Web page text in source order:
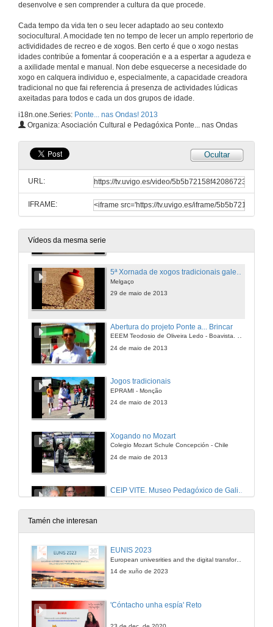
desenvolve e sen comprender a cultura da que procede.
Cada tempo da vida ten o seu lecer adaptado ao seu contexto
sociocultural. A mocidade ten no tempo de lecer un amplo repertorio de
activididades de recreo e de xogos. Ben certo é que o xogo nestas
idades contribúe a fomentar á cooperación e a a espertar a agudeza e
a axilidade mental e manual. Non debe esquecerse a necesidade do
xogo en calquera individuo e, especialmente, a capacidade creadora
tradicional no que fai referencia á presenza de actividades lúdicas
axeitadas para todos e cada un dos grupos de idade.
i18n.one.Series: Ponte... nas Ondas! 2013
Organiza: Asociación Cultural e Pedagóxica Ponte... nas Ondas
Ocultar
URL:
IFRAME:
Vídeos da mesma serie
Ponte... nas Ondas! 2013
Ponte... a brincar!
24 de maio de 2013
Presentación Ponte... nas Ondas! 2013
5ª Xornada de xogos tradicionais galego-portugueses
Melgaço
29 de maio de 2013
Abertura do projeto Ponte a... Brincar
EEEM Teodosio de Oliveira Ledo - Boavista. Paraiba - Brasil
24 de maio de 2013
Jogos tradicionais
EPRAMI - Monção
24 de maio de 2013
Xogando no Mozart
Colegio Mozart Schule Concepción - Chile
24 de maio de 2013
CEIP VITE. Museo Pedagóxico de Galicia (MUPEGA) e Asociación Galega de Enfermos de Alzheimer (AGADEA)
24 de maio de 2013
L´esport mou Catalunya
Asociación XOTRAMU
Tamén che interesan
EUNIS 2023
European univesrities and the digital transformation: challenges and opportunities ahead
14 de xuño de 2023
'Cóntacho unha espía' Reto